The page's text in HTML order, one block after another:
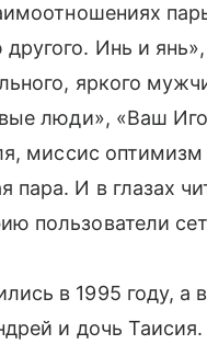
Инь и
яркого
люди», «Ваш
миссис оптимизм
И в глазах
пользователи
в 1995 году, а
и дочь Таисия.